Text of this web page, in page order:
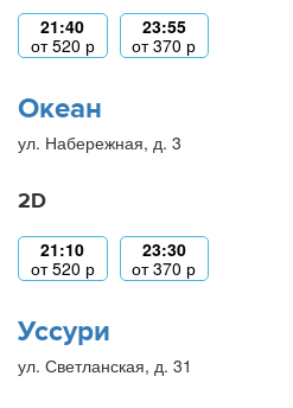
21:40
от520 р
23:55
от370 р
Океан
ул. Набережная, д. 3
2D
21:10
от520 р
23:30
от370 р
Уссури
ул. Светланская, д. 31